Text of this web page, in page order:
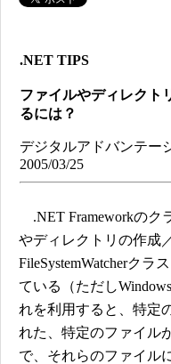
.NET TIPS
ファイルやディレクト
るには？
デジタルアドバンテ
2005/03/25
.NET Frameworkのク
やディレクトリの作成
FileSystemWatcherクラ
ている（ただし
れを利用すると、特定
れた、特定のファイル
で、それらのファイル